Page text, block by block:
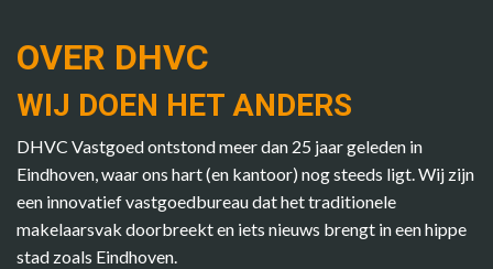
OVER DHVC
WIJ DOEN HET ANDERS
DHVC Vastgoed ontstond meer dan 25 jaar geleden in
Eindhoven, waar ons hart (en kantoor) nog steeds ligt. Wij zijn
een innovatief vastgoedbureau dat het traditionele
makelaarsvak doorbreekt en iets nieuws brengt in een hippe
stad zoals Eindhoven.